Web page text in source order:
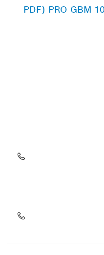
نشرة بيانات المنتج | PRO GBM 10 RE (PDF